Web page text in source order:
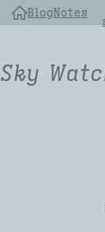
BlogNotes
Sky